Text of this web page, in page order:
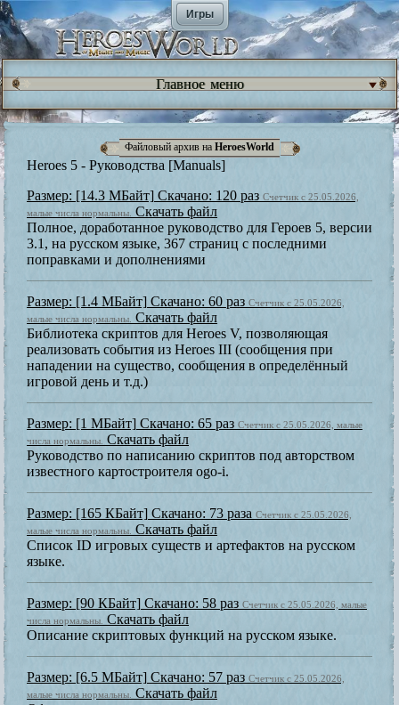
Игры
Главное меню
Файловый архив на HeroesWorld
Heroes 5 - Руководства [Manuals]
Размер: [14.3 МБайт] Скачано: 120 раз Счетчик с 25.05.2026,
малые числа нормальны. Скачать файл
Полное, доработанное руководство для Героев 5, версии
3.1, на русском языке, 367 страниц с последними
поправками и дополнениями
Размер: [1.4 МБайт] Скачано: 60 раз Счетчик с 25.05.2026,
малые числа нормальны. Скачать файл
Библиотека скриптов для Heroes V, позволяющая
реализовать события из Heroes III (сообщения при
нападении на существо, сообщения в определённый
игровой день и т.д.)
Размер: [1 МБайт] Скачано: 65 раз Счетчик с 25.05.2026, малые
числа нормальны. Скачать файл
Руководство по написанию скриптов под авторством
известного картостроителя ogo-i.
Размер: [165 КБайт] Скачано: 73 раза Счетчик с 25.05.2026,
малые числа нормальны. Скачать файл
Список ID игровых существ и артефактов на русском
языке.
Размер: [90 КБайт] Скачано: 58 раз Счетчик с 25.05.2026, малые
числа нормальны. Скачать файл
Описание скриптовых функций на русском языке.
Размер: [6.5 МБайт] Скачано: 57 раз Счетчик с 25.05.2026,
малые числа нормальны. Скачать файл